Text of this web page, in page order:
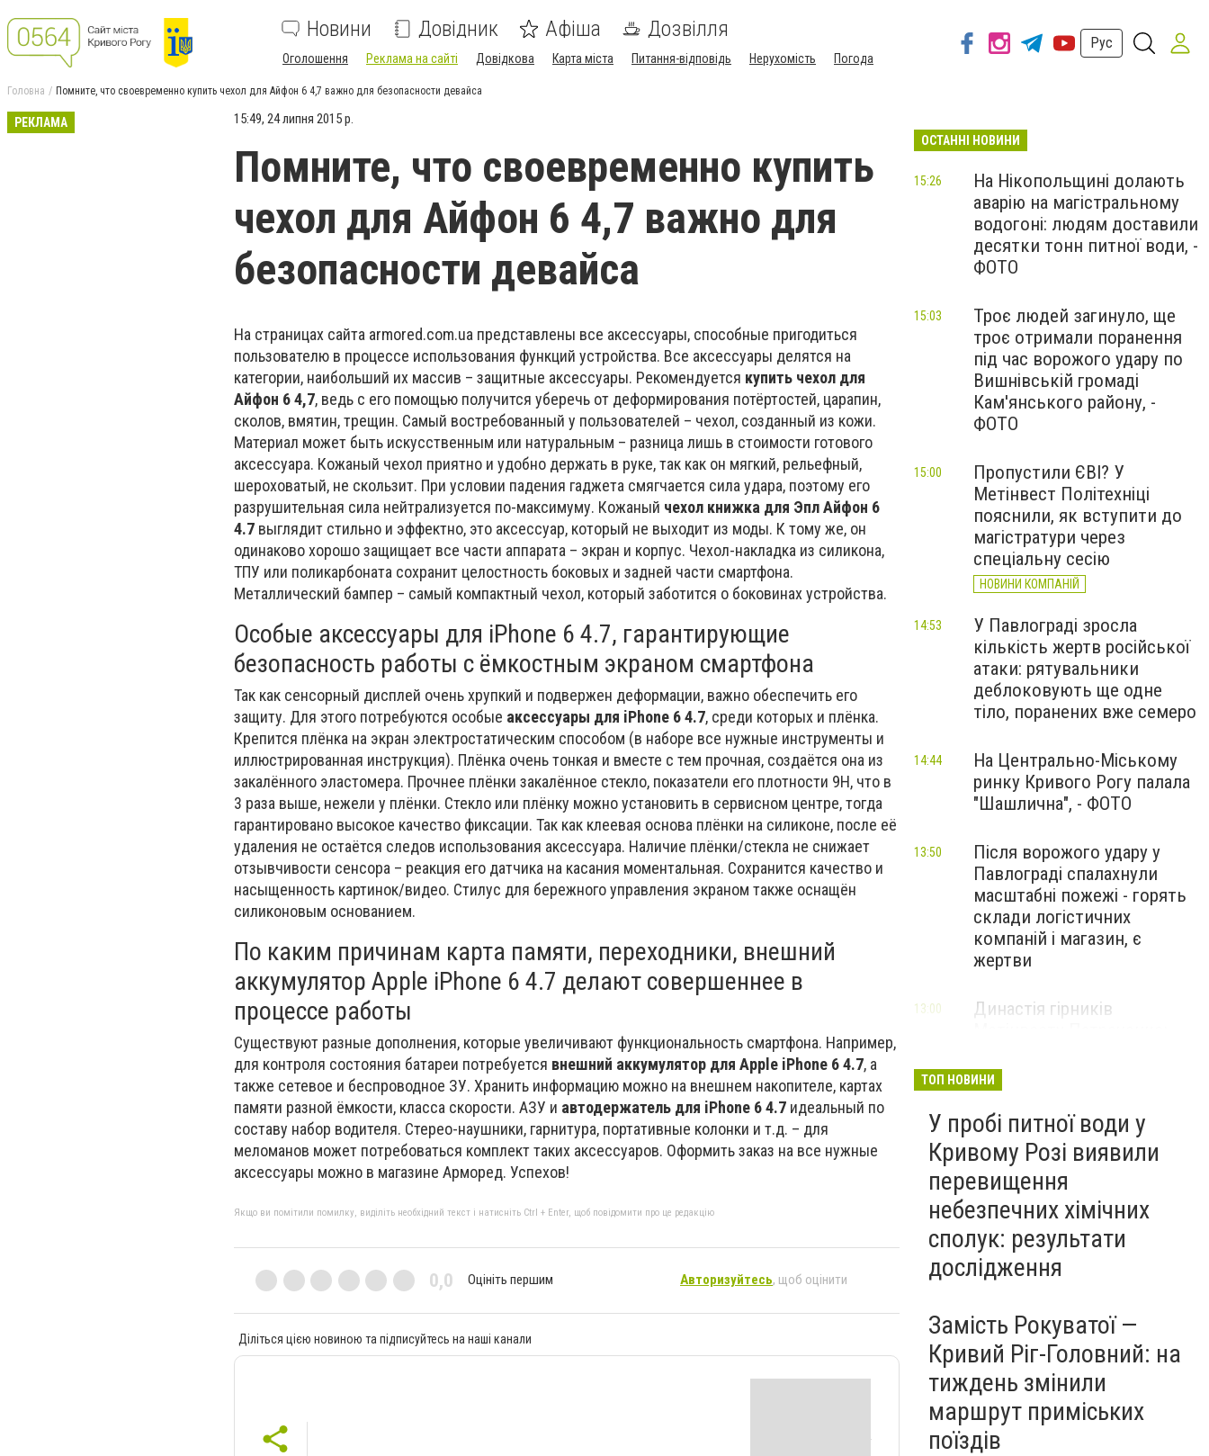
Новини Довідник Афіша Дозвілля
Оголошення Реклама на сайті Довідкова Карта міста Питання-відповідь Нерухомість Погода
Рус
Головна Помните, что своевременно купить чехол для Айфон 6 4,7 важно для безопасности девайса
РЕКЛАМА 15:49, 24 липня 2015 р.
Помните, что своевременно купить
чехол для Айфон 6 4,7 важно для
безопасности девайса
На страницах сайта armored.com.ua представлены все аксессуары, способные пригодиться
пользователю в процессе использования функций устройства. Все аксессуары делятся на
категории, наибольший их массив – защитные аксессуары. Рекомендуется купить чехол для
Айфон 6 4,7, ведь с его помощью получится уберечь от деформирования потёртостей, царапин,
сколов, вмятин, трещин. Самый востребованный у пользователей – чехол, созданный из кожи.
Материал может быть искусственным или натуральным – разница лишь в стоимости готового
аксессуара. Кожаный чехол приятно и удобно держать в руке, так как он мягкий, рельефный,
шероховатый, не скользит. При условии падения гаджета смягчается сила удара, поэтому его
разрушительная сила нейтрализуется по-максимуму. Кожаный чехол книжка для Эпл Айфон 6
4.7 выглядит стильно и эффектно, это аксессуар, который не выходит из моды. К тому же, он
одинаково хорошо защищает все части аппарата – экран и корпус. Чехол-накладка из силикона,
ТПУ или поликарбоната сохранит целостность боковых и задней части смартфона.
Металлический бампер – самый компактный чехол, который заботится о боковинах устройства.
Особые аксессуары для iPhone 6 4.7, гарантирующие
безопасность работы с ёмкостным экраном смартфона
Так как сенсорный дисплей очень хрупкий и подвержен деформации, важно обеспечить его
защиту. Для этого потребуются особые аксессуары для iPhone 6 4.7, среди которых и плёнка.
Крепится плёнка на экран электростатическим способом (в наборе все нужные инструменты и
иллюстрированная инструкция). Плёнка очень тонкая и вместе с тем прочная, создаётся она из
закалённого эластомера. Прочнее плёнки закалённое стекло, показатели его плотности 9Н, что в
3 раза выше, нежели у плёнки. Стекло или плёнку можно установить в сервисном центре, тогда
гарантировано высокое качество фиксации. Так как клеевая основа плёнки на силиконе, после её
удаления не остаётся следов использования аксессуара. Наличие плёнки/стекла не снижает
отзывчивости сенсора – реакция его датчика на касания моментальная. Сохранится качество и
насыщенность картинок/видео. Стилус для бережного управления экраном также оснащён
силиконовым основанием.
По каким причинам карта памяти, переходники, внешний
аккумулятор Apple iPhone 6 4.7 делают совершеннее в
процессе работы
Существуют разные дополнения, которые увеличивают функциональность смартфона. Например,
для контроля состояния батареи потребуется внешний аккумулятор для Apple iPhone 6 4.7, а
также сетевое и беспроводное ЗУ. Хранить информацию можно на внешнем накопителе, картах
памяти разной ёмкости, класса скорости. АЗУ и автодержатель для iPhone 6 4.7 идеальный по
составу набор водителя. Стерео-наушники, гарнитура, портативные колонки и т.д. – для
меломанов может потребоваться комплект таких аксессуаров. Оформить заказ на все нужные
аксессуары можно в магазине Арморед. Успехов!
Якщо ви помітили помилку, виділіть необхідний текст і натисніть Ctrl + Enter, щоб повідомити про це редакцію
0,0 Оцініть першим Авторизуйтесь, щоб оцінити
Діліться цією новиною та підписуйтесь на наші канали
ОСТАННІ НОВИНИ
На Нікопольщині долають
аварію на магістральному
водогоні: людям доставили
десятки тонн питної води, -
ФОТО
15:26
Троє людей загинуло, ще
троє отримали поранення
під час ворожого удару по
Вишнівській громаді
Кам'янського району, -
ФОТО
15:03
Пропустили ЄВІ? У
Метінвест Політехніці
пояснили, як вступити до
магістратури через
спеціальну сесію
НОВИНИ КОМПАНІЙ
15:00
У Павлограді зросла
кількість жертв російської
атаки: рятувальники
деблоковують ще одне
тіло, поранених вже семеро
14:53
На Центрально-Міському
ринку Кривого Рогу палала
"Шашлична", - ФОТО
14:44
Після ворожого удару у
Павлограді спалахнули
масштабні пожежі - горять
склади логістичних
компаній і магазин, є
жертви
13:50
Династія гірників
поколінь там, де панує
повага
НОВИНИ КОМПАНІЙ
13:00
Літній відпочинок 2026 у
Кривому Розі
ПАРТНЕРСЬКИЙ СПЕЦПРОЄКТ
13:00
ТОП НОВИНИ
У пробі питної води у
Кривому Розі виявили
перевищення
небезпечних хімічних
сполук: результати
дослідження
Замість Рокуватої —
Кривий Ріг-Головний: на
тиждень змінили
маршрут приміських
поїздів